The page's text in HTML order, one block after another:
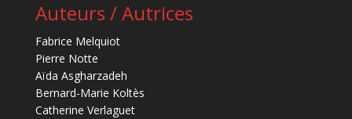
Auteurs / Autrices
Fabrice Melquiot
Pierre Notte
Aïda Asgharzadeh
Bernard-Marie Koltès
Catherine Verlaguet